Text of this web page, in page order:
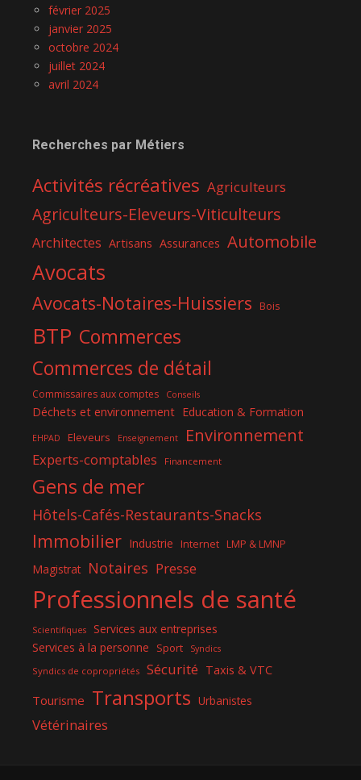
février 2025
janvier 2025
octobre 2024
juillet 2024
avril 2024
Recherches par Métiers
Activités récréatives Agriculteurs
Agriculteurs-Eleveurs-Viticulteurs
Architectes Artisans Assurances Automobile
Avocats
Avocats-Notaires-Huissiers Bois
BTP Commerces
Commerces de détail
Commissaires aux comptes Conseils
Déchets et environnement Education & Formation
EHPAD Eleveurs Enseignement Environnement
Experts-comptables Financement
Gens de mer
Hôtels-Cafés-Restaurants-Snacks
Immobilier Industrie Internet LMP & LMNP
Magistrat Notaires Presse
Professionnels de santé
Scientifiques
Services aux entreprises
Services à la personne
Sport Syndics
Syndics de copropriétés Sécurité Taxis & VTC
Tourisme Transports Urbanistes
Vétérinaires